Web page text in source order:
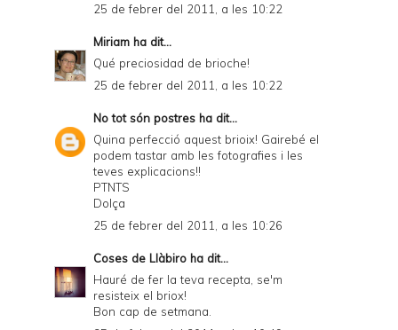
25 de febrer del 2011, a les 10:22
Miriam ha dit...
Qué preciosidad de brioche!
25 de febrer del 2011, a les 10:22
No tot són postres ha dit...
Quina perfecció aquest brioix! Gairebé el
podem tastar amb les fotografies i les
teves explicacions!!
PTNTS
Dolça
25 de febrer del 2011, a les 10:26
Coses de Llàbiro ha dit...
Hauré de fer la teva recepta, se'm
resisteix el briox!
Bon cap de setmana.